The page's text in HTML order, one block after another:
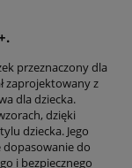
przeznaczony dla
zaprojektowany z
dla dziecka.
dzięki
dziecka. Jego
dopasowanie do
i bezpiecznego